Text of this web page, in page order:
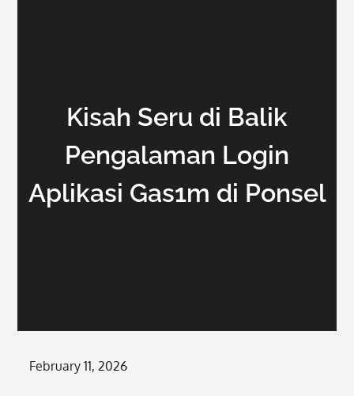
Kisah Seru di Balik
Pengalaman Login
Aplikasi Gas1m di Ponsel
Posted
February 11, 2026